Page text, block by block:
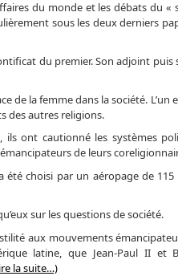
du monde et les débats du «
sous les deux derniers
du premier. Son adjoint puis
de la femme dans la société. L’un
des autres religions.
ont cautionné les systèmes
de leurs
choisi par un aéropage de
sur les questions de société.
aux mouvements
latine, que Jean-Paul II et
la suite…)